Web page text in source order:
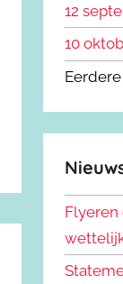
12
10
Flyeren